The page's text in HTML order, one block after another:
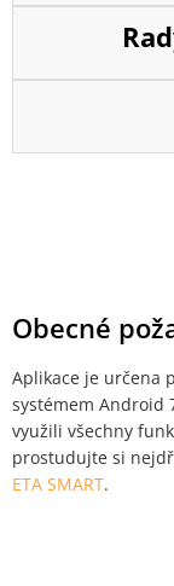
Obecné
Aplikace je určena
systémem Android
využili všechny
prostudujte si
ETA SMART.